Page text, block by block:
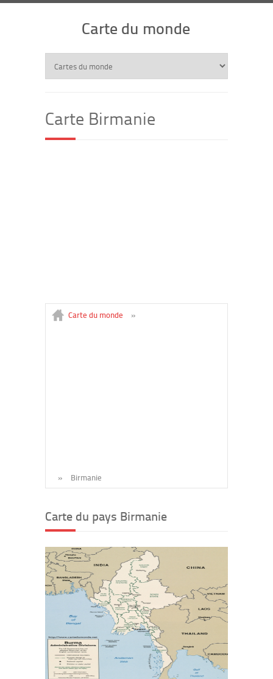
Carte du monde
Carte Birmanie
Carte du monde »
» Birmanie
Carte du pays Birmanie